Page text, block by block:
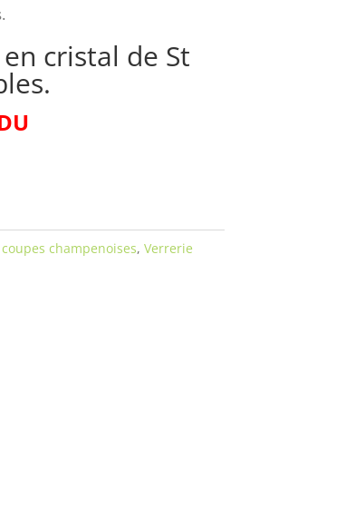
cristal de St
champenoises, Verrerie